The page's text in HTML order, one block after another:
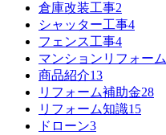
倉庫改装工事2
シャッター工事4
フェンス工事4
マンションリフォーム
商品紹介13
リフォーム補助金28
リフォーム知識15
ドローン3